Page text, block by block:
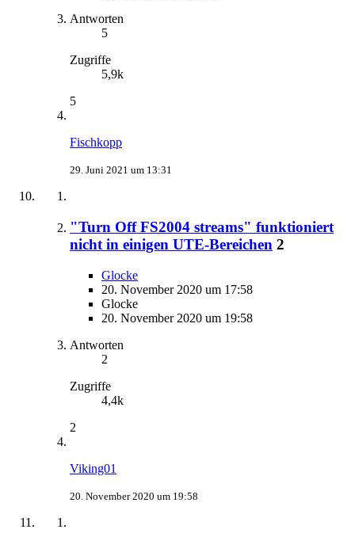
Antworten
5
Zugriffe
5,9k
5
Fischkopp
29. Juni 2021 um 13:31
"Turn Off FS2004 streams" funktioniert
nicht in einigen UTE-Bereichen 2
Glocke
20. November 2020 um 17:58
Glocke
20. November 2020 um 19:58
Antworten
2
Zugriffe
4,4k
2
Viking01
20. November 2020 um 19:58